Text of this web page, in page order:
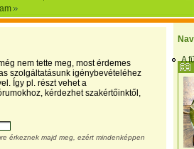
A
nem tette meg, most érdemes
szolgáltatásunk igénybevételéhez
Így pl. részt vehet a
kérdezhet szakértőinktől,
érkeznek majd meg, ezért mindenképpen